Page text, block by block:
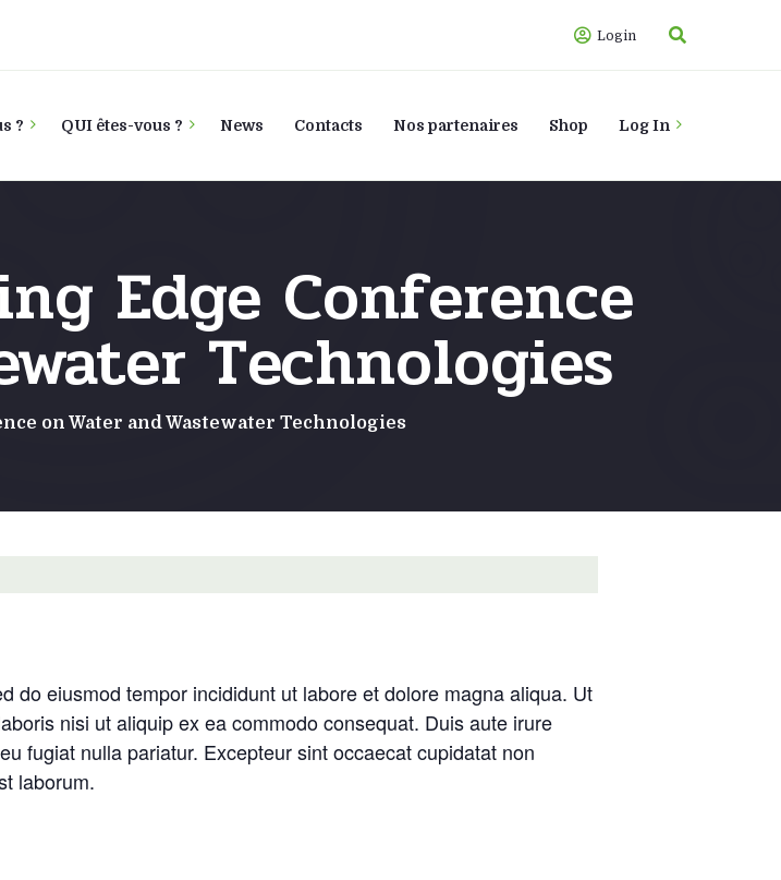
Login
? QUI êtes-vous ? News Contacts Nos partenaires Shop Log In
Edge Conference
Technologies
on Water and Wastewater Technologies
do eiusmod tempor incididunt ut labore et dolore magna aliqua. Ut
nisi ut aliquip ex ea commodo consequat. Duis aute irure
fugiat nulla pariatur. Excepteur sint occaecat cupidatat non
laborum.